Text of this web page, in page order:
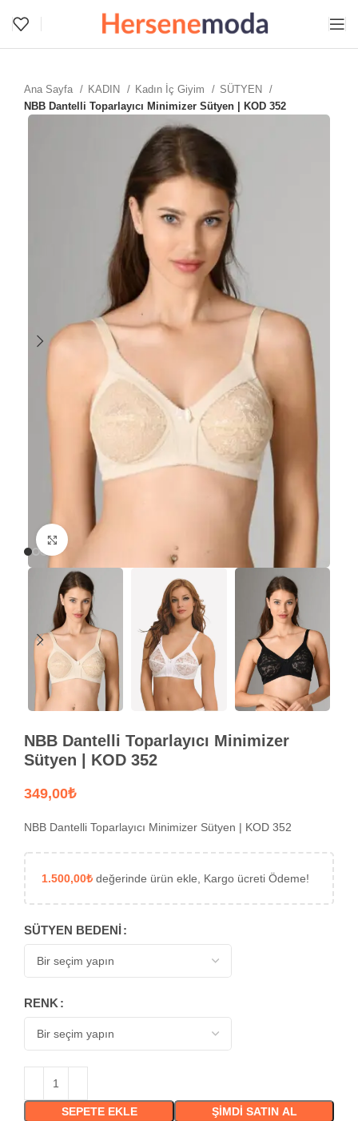
Ana Sayfa KADIN Kadın İç Giyim
SÜTYEN
NBB Dantelli Toparlayıcı Minimizer Sütyen | KOD 352
Büyütmek için tıklayın
NBB Dantelli Toparlayıcı Minimizer
Sütyen | KOD 352
₺
NBB Dantelli Toparlayıcı Minimizer Sütyen | KOD 352
1.500,00₺ değerinde ürün ekle, Kargo ücreti Ödeme!
SÜTYEN BEDENI
RENK
SEPETE EKLE ŞIMDI SATIN AL